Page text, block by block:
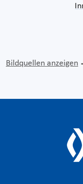
Bildquellen anzeigen